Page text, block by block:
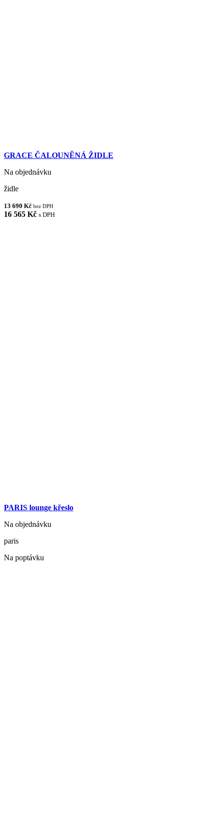
GRACE ČALOUNĚNÁ ŽIDLE
Na objednávku
židle
13 690 Kč bez DPH
16 565 Kč s DPH
PARIS lounge křeslo
Na objednávku
paris
Na poptávku